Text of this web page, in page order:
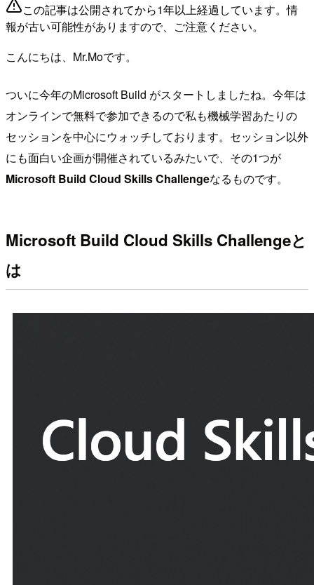
この記事は公開されてから1年以上経過しています。情
報が古い可能性がありますので、ご注意ください。
こんにちは、Mr.Moです。
ついに今年のMicrosoft Build がスタートしましたね。今年は
オンラインで無料で参加できるので私も機械学習あたりの
セッションを中心にウォッチしております。セッション以外
にも面白い企画が開催されているみたいで、その1つが
Microsoft Build Cloud Skills Challengeなるものです。
Microsoft Build Cloud Skills Challengeと
は